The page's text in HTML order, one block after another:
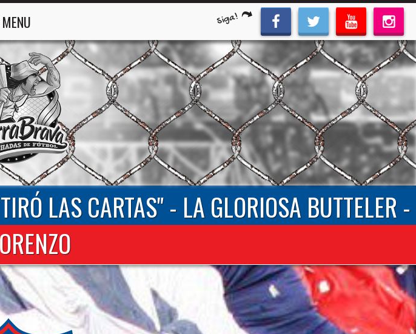
MENU Siga!
LAS CARTAS" - LA GLORIOSA BUTTELER -